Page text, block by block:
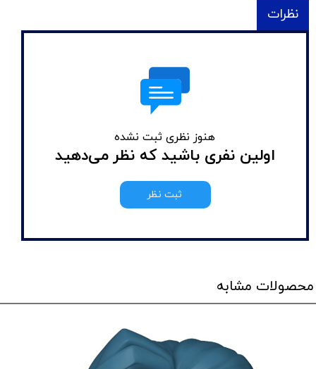
نظرات
هنوز نظری ثبت نشده
اولین نفری باشید که نظر می‌دهید
ثبت نظر
محصولات مشابه